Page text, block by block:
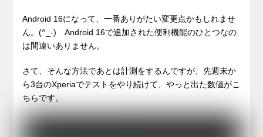
Android 16になって、一番ありがたい変更点かもしれませ
ん。(^_-) Android 16で追加された便利機能のひとつなの
は間違いありません。
さて、そんな方法であとは計測をするんですが、先週末か
ら3台のXperiaでテストをやり続けて、やっと出た数値がこ
ちらです。